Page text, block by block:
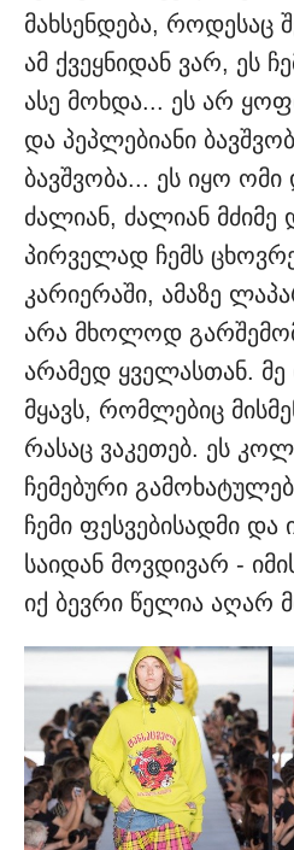
მახსენდება, როდესაც
ამ ქვეყნიდან ვარ, ეს
ასე მოხდა... ეს არ
და პეპლებიანი
ბავშვობა... ეს იყო
ძალიან, ძალიან
პირველად ჩემს
კარიერაში, ამაზე
არა მხოლოდ
არამედ ყველასთან.
მყავს, რომლებიც
რასაც ვაკეთებ. ეს
ჩემებური
ჩემი ფესვებისადმი და
საიდან მოვდივარ -
იქ ბევრი წელია აღარ